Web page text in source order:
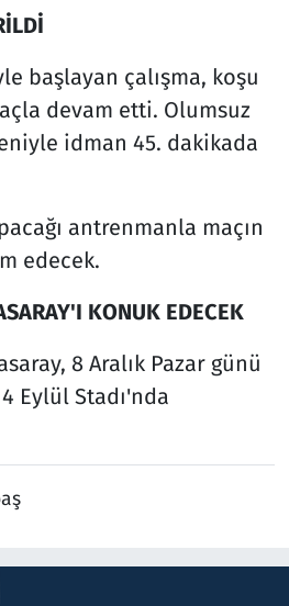
başlayan çalışma, koşu
devam etti. Olumsuz
idman 45. dakikada
antrenmanla maçın
edecek.
KONUK EDECEK
8 Aralık Pazar günü
Eylül Stadı'nda